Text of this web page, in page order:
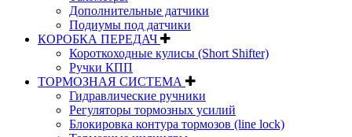
Дополнительные датчики
Подиумы под датчики
КОРОБКА ПЕРЕДАЧ
Короткоходные кулисы (Short Shifter)
Ручки КПП
ТОРМОЗНАЯ СИСТЕМА
Гидравлические ручники
Регуляторы тормозных усилий
Блокировка контура тормозов (line lock)